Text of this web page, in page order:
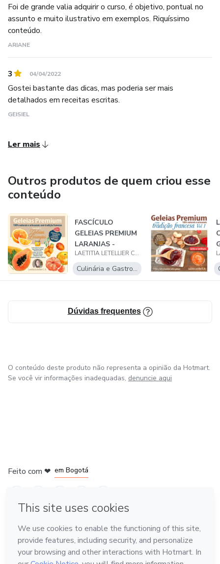
conservação, como a fermentação e o bolor, e prejudicar a
suas imagem no mercado, além de te causar prejuízo.
À bientôt!
Prof Lae
Foi de grande valia adquirir o curso, é objetivo, pontual no
assunto e muito ilustrativo em exemplos. Riquíssimo
conteúdo.
ARIANE
3 04/04/2022
Gostei bastante das dicas, mas poderia ser mais
detalhados em receitas escritas.
GEISIEL
Ler mais
Outros produtos de quem criou esse
conteúdo
FASCÍCULO
GELEIAS PREMIUM
LARANJAS -
GELEIAS DURÁVEIS
LAETITIA LETELLIER CASTELLO BRANCO
Culinária e Gastronomia
Dúvidas frequentes
O conteúdo deste produto não representa a opinião da Hotmart.
Se você vir informações inadequadas, denuncie aqui
Feito com ❤ em Bogotá
Conheça a Hotmart
Idioma